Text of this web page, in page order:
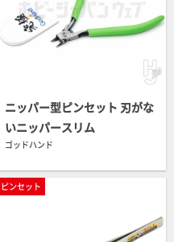
ニッパー型ピンセット 刃がな
いニッパースリム
ゴッドハンド
ピンセット